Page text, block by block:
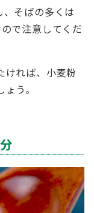
そばの多くは
で注意してくだ
ければ、小麦粉
う。